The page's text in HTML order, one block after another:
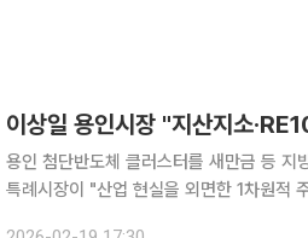
용인 첨단반도체 클러스터를 새만금 등 지
특례시장이 "산업 현실을 외면한 1차원적